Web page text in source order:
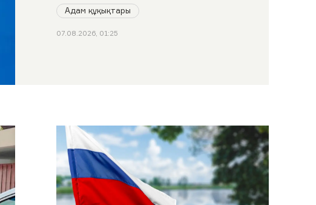
Адам құқықтары
07.08.2026, 01:25